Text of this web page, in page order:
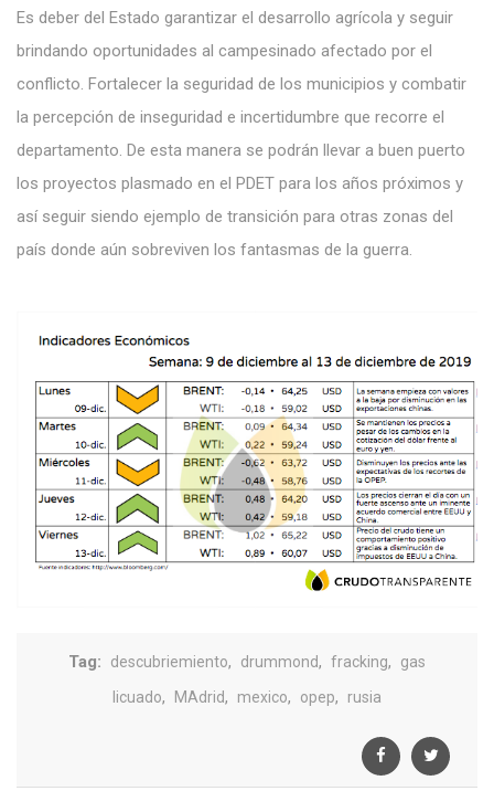
Es deber del Estado garantizar el desarrollo agrícola y seguir
brindando oportunidades al campesinado afectado por el
conflicto. Fortalecer la seguridad de los municipios y combatir
la percepción de inseguridad e incertidumbre que recorre el
departamento. De esta manera se podrán llevar a buen puerto
los proyectos plasmado en el PDET para los años próximos y
así seguir siendo ejemplo de transición para otras zonas del
país donde aún sobreviven los fantasmas de la guerra.
Tag: descubriemiento, drummond, fracking,
gas
licuado, MAdrid, mexico, opep, rusia